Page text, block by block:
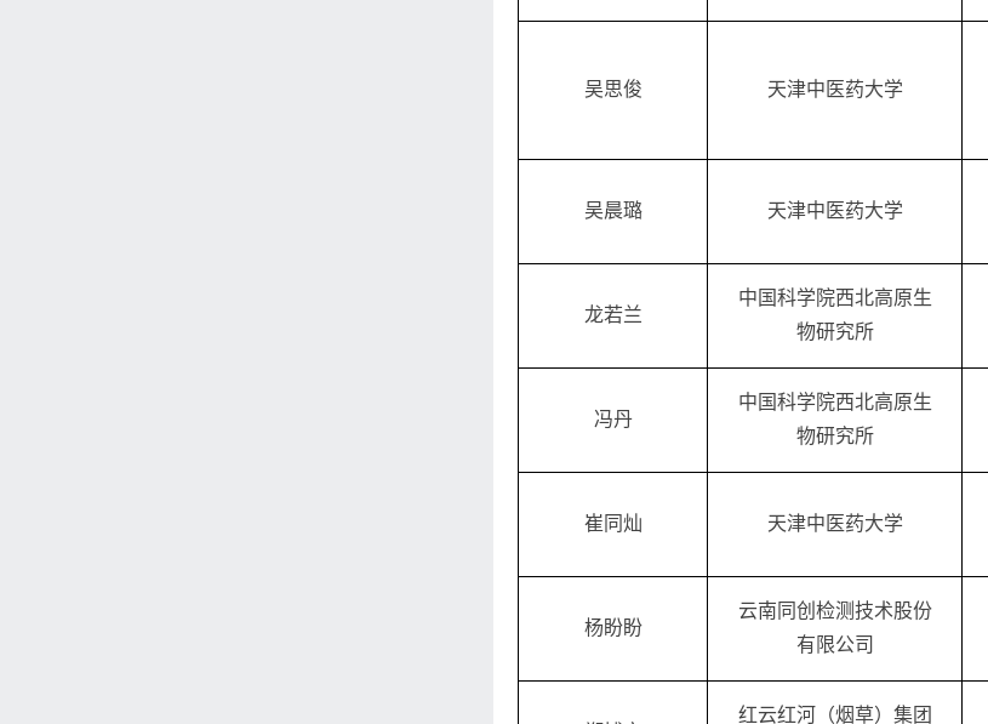
吴思俊 天津中医药大学
吴晨璐 天津中医药大学
龙若兰
中国科学院西北高原生
物研究所
冯丹
中国科学院西北高原生
物研究所
崔同灿 天津中医药大学
杨盼盼
云南同创检测技术股份
有限公司
红云红河（烟草）集团